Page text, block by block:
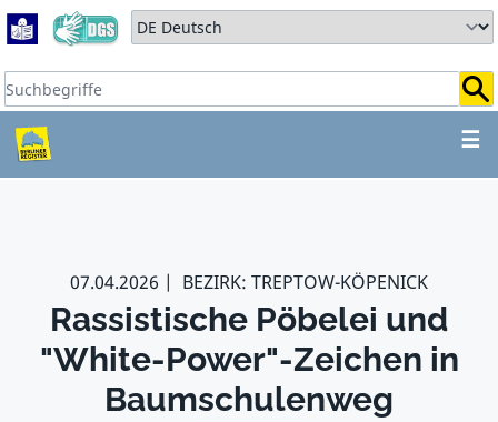
Zum Hauptbereich springen
Zum Hauptmenü springen
Sprache auswählen:
Suchbegriffe:
☰
ZUM HAUPTBEREICH
07.04.2026 BEZIRK: TREPTOW-KÖPENICK
Rassistische Pöbelei und
"White-Power"-Zeichen in
Baumschulenweg